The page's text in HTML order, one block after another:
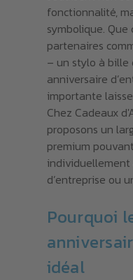
fonctionnalité,
symbolique.
partenaires
– un stylo à bille
anniversaire
importante
Chez Cadeaux
proposons un
premium
individuellement
d’entreprise ou
Pourquoi
idéal